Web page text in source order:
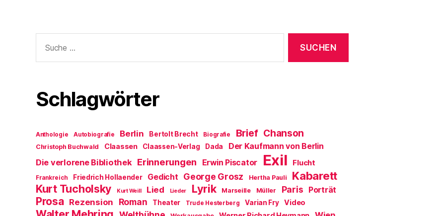
nach:
Schlagwörter
Anthologie Autobiografie Berlin Bertolt Brecht Biografie Brief Chanson
Christoph Buchwald Claassen Claassen-Verlag Dada Der Kaufmann von Berlin
Die verlorene Bibliothek Erinnerungen Erwin Piscator Exil Flucht
Frankreich Friedrich Hollaender Gedicht George Grosz Hertha Pauli Kabarett
Kurt Tucholsky Kurt Weill Lied Lieder Lyrik Marseille Müller Paris Porträt
Prosa Rezension Roman Theater Trude Hesterberg Varian Fry Video